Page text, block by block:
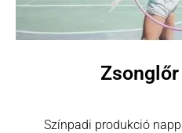
Színpadi produkció